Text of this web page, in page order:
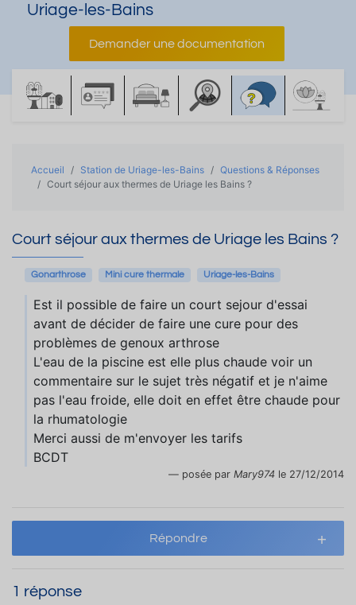
Uriage-les-Bains
Demander une documentation
Accueil Station de Uriage-les-Bains
Questions & Réponses
Court séjour aux thermes de Uriage les Bains ?
Court séjour aux thermes de Uriage les Bains ?
Gonarthrose Mini cure thermale Uriage-les-Bains
Est il possible de faire un court sejour d'essai
avant de décider de faire une cure pour des
problèmes de genoux arthrose
L'eau de la piscine est elle plus chaude voir un
commentaire sur le sujet très négatif et je n'aime
pas l'eau froide, elle doit en effet être chaude pour
la rhumatologie
Merci aussi de m'envoyer les tarifs
BCDT
posée par Mary974 le 27/12/2014
Répondre
1 réponse